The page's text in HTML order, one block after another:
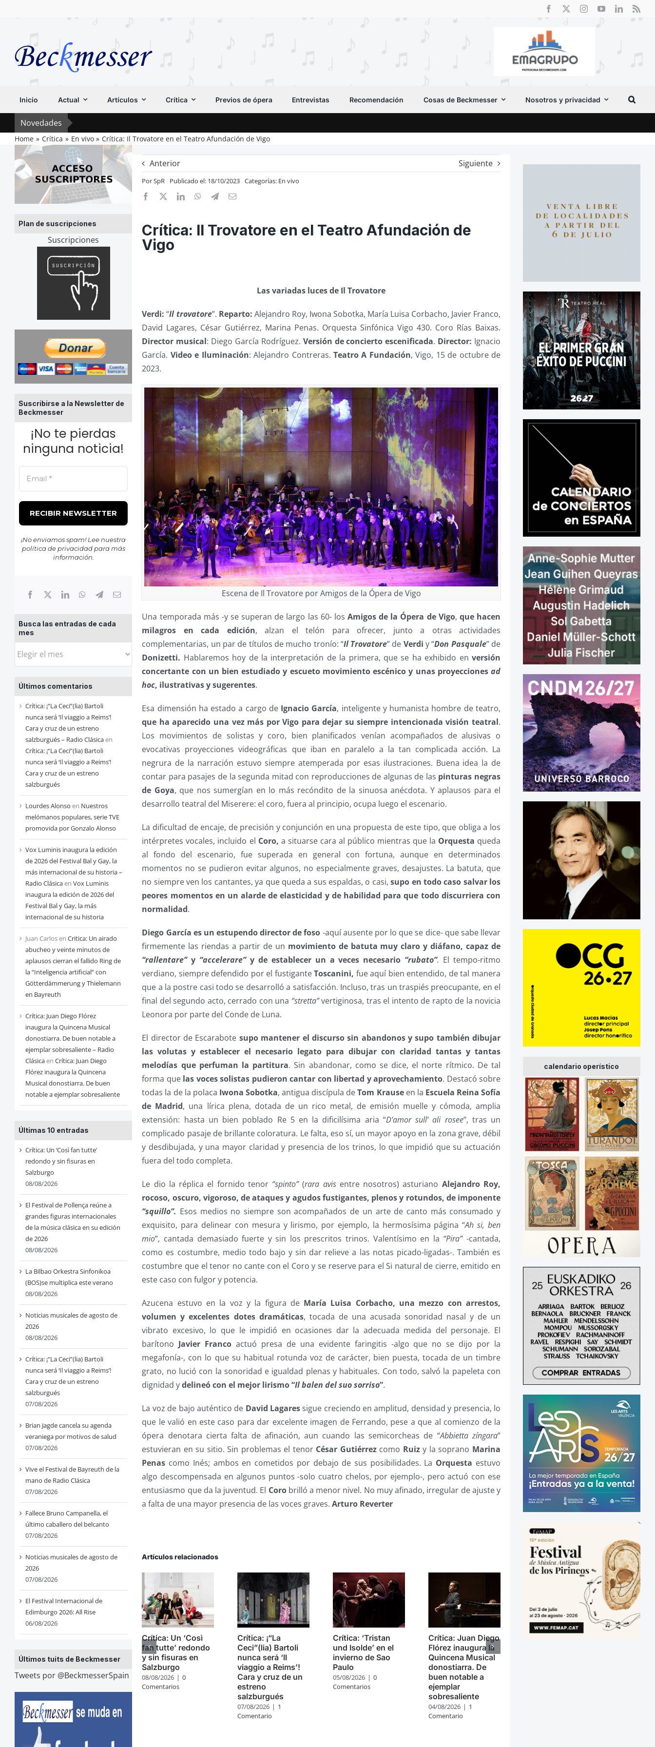
Inicio Actual Artículos Crítica Previos de ópera Entrevistas Recomendación Cosas de Beckmesser Nosotros y privacidad
Novedades
Home Crítica En vivo Crítica: Il Trovatore en el Teatro Afundación de Vigo
Plan de suscripciones
Suscripciones
Suscribirse a la Newsletter de
Beckmesser
¡No te pierdas
ninguna noticia!
¡No enviamos spam! Lee nuestra
política de privacidadpara más
información.
Busca las entradas de cada
mes
Busca
entradas
de
cada
mes
Últimos comentarios
Crítica: ¡“La Ceci”(lia) Bartoli
nunca será ‘Il viaggio a Reims’!
Cara y cruz de un estreno
salzburgués – Radio Clásicaen
Crítica: ¡“La Ceci”(lia) Bartoli
nunca será ‘Il viaggio a Reims’!
Cara y cruz de un estreno
salzburgués
Lourdes Alonso en Nuestros
melómanos populares, serie TVE
promovida por Gonzalo Alonso
Vox Luminis inaugura la edición
de 2026 del Festival Bal y Gay, la
más internacional de su historia –
Radio Clásicaen Vox Luminis
inaugura la edición de 2026 del
Festival Bal y Gay, la más
internacional de su historia
Juan Carlosen Critica: Un airado
abucheo y veinte minutos de
aplausos cierran el fallido Ring de
la “Inteligencia artificial” con
Götterdämmerung y Thielemann
en Bayreuth
Crítica: Juan Diego Flórez
inaugura la Quincena Musical
donostiarra. De buen notable a
ejemplar sobresaliente – Radio
Clásicaen Crítica: Juan Diego
Flórez inaugura la Quincena
Musical donostiarra. De buen
notable a ejemplar sobresaliente
Últimas 10 entradas
Crítica: Un ‘Così fan tutte’
redondo y sin fisuras en
Salzburgo
08/08/2026
El Festival de Pollença reúne a
grandes figuras internacionales
de la música clásica en su edición
de 2026
08/08/2026
La Bilbao Orkestra Sinfonikoa
(BOS)se multiplica este verano
08/08/2026
Noticias musicales de agosto de
2026
08/08/2026
Crítica: ¡“La Ceci”(lia) Bartoli
nunca será ‘Il viaggio a Reims’!
Cara y cruz de un estreno
salzburgués
07/08/2026
Brian Jagde cancela su agenda
veraniega por motivos de salud
07/08/2026
Vive el Festival de Bayreuth de la
mano de Radio Clásica
07/08/2026
Fallece Bruno Campanella, el
último caballero del belcanto
07/08/2026
Noticias musicales de agosto de
2026
07/08/2026
El Festival Internacional de
Edimburgo 2026: All Rise
06/08/2026
Últimos tuits de Beckmesser
Tweets por @BeckmesserSpain
Anterior Siguiente
PorSpR Publicado el: 18/10/2023 Categorías: En vivo
Crítica: Il Trovatore en el Teatro Afundación de
Vigo
Las variadas luces de Il Trovatore
Verdi: “Il trovatore”. Reparto: Alejandro Roy, Iwona Sobotka, María Luisa Corbacho, Javier Franco,
David Lagares, César Gutiérrez, Marina Penas. Orquesta Sinfónica Vigo 430. Coro Rías Baixas.
Director musical: Diego García Rodríguez. Versión de concierto escenificada. Director: Ignacio
García. Video e Iluminación: Alejandro Contreras. Teatro A Fundación, Vigo, 15 de octubre de
2023.
Escena de Il Trovatore por Amigos de la Ópera de Vigo
Una temporada más -y se superan de largo las 60- los Amigos de la Ópera de Vigo, que hacen
milagros en cada edición, alzan el telón para ofrecer, junto a otras actividades
complementarias, un par de títulos de mucho tronío: “Il Trovatore” de Verdi y “Don Pasquale” de
Donizetti. Hablaremos hoy de la interpretación de la primera, que se ha exhibido en versión
concertante con un bien estudiado y escueto movimiento escénico y unas proyecciones ad
hoc, ilustrativas y sugerentes.
Esa dimensión ha estado a cargo de Ignacio García, inteligente y humanista hombre de teatro,
que ha aparecido una vez más por Vigo para dejar su siempre intencionada visión teatral.
Los movimientos de solistas y coro, bien planificados venían acompañados de alusivas o
evocativas proyecciones videográficas que iban en paralelo a la tan complicada acción. La
negrura de la narración estuvo siempre atemperada por esas ilustraciones. Buena idea la de
contar para pasajes de la segunda mitad con reproducciones de algunas de las pinturas negras
de Goya, que nos sumergían en lo más recóndito de la sinuosa anécdota. Y aplausos para el
desarrollo teatral del Miserere: el coro, fuera al principio, ocupa luego el escenario.
La dificultad de encaje, de precisión y conjunción en una propuesta de este tipo, que obliga a los
intérpretes vocales, incluido el Coro, a situarse cara al público mientras que la Orquesta queda
al fondo del escenario, fue superada en general con fortuna, aunque en determinados
momentos no se pudieron evitar algunos, no especialmente graves, desajustes. La batuta, que
no siempre ven los cantantes, ya que queda a sus espaldas, o casi,supo en todo caso salvar los
peores momentos en un alarde de elasticidad y de habilidad para que todo discurriera con
normalidad.
Diego García es un estupendo director de foso -aquí ausente por lo que se dice- que sabe llevar
firmemente las riendas a partir de un movimiento de batuta muy claro y diáfano, capaz de
“rallentare”y “accelerare”y de establecer un a veces necesario “rubato”. El tempo-ritmo
verdiano, siempre defendido por el fustiganteToscanini, fue aquí bien entendido, de tal manera
que a la postre casi todo se desarrolló a satisfacción. Incluso, tras un traspiés preocupante, en el
final del segundo acto, cerrado con una “stretta”vertiginosa, tras el intento de rapto de la novicia
Leonora por parte del Conde de Luna.
El director de Escarabote supo mantener el discurso sin abandonos y supo también dibujar
las volutas y establecer el necesario legato para dibujar con claridad tantas y tantas
melodías que perfuman la partitura. Sin abandonar, como se dice, el norte rítmico. De tal
forma que las voces solistas pudieron cantar con libertad y aprovechamiento. Destacó sobre
todas la de la polaca Iwona Sobotka, antigua discípula deTom Krauseen la Escuela Reina Sofía
de Madrid, una lírica plena, dotada de un rico metal, de emisión muelle y cómoda, amplia
extensión: hasta un bien poblado Re 5 en la dificilísima aria “D’amor sull’ ali rosee”, tras un
complicado pasaje de brillante coloratura. Le falta, eso sí, un mayor apoyo en la zona grave, débil
y desdibujada, y una mayor claridad y presencia de los trinos, lo que impidió que su actuación
fuera del todo completa.
Le dio la réplica el fornido tenor “spinto”(rara avisentre nosotros) asturiano Alejandro Roy,
rocoso, oscuro, vigoroso, de ataques y agudos fustigantes, plenos y rotundos, de imponente
“squillo”. Esos medios no siempre son acompañados de un arte de canto más consumado y
exquisito, para delinear con mesura y lirismo, por ejemplo, la hermosísima página “Ah si, ben
mio”, cantada demasiado fuerte y sin los prescritos trinos. Valentísimo en la “Pira”-cantada,
como es costumbre, medio todo bajo y sin dar relieve a las notas picado-ligadas-. También es
costumbre que el tenor no cante con el Coro y se reserve para el Si natural de cierre, emitido en
este caso con fulgor y potencia.
Azucena estuvo en la voz y la figura de María Luisa Corbacho, una mezzo con arrestos,
volumen y excelentes dotes dramáticas, tocada de una acusada sonoridad nasal y de un
vibrato excesivo, lo que le impidió en ocasiones dar la adecuada medida del personaje. El
barítono Javier Franco actuó presa de una evidente faringitis -algo que no se dijo por la
megafonía-, con lo que su habitual rotunda voz de carácter, bien puesta, tocada de un timbre
grato, no lució con la sonoridad e igualdad plenas y habituales. Con todo, salvó la papeleta con
dignidad ydelineó con el mejor lirismo “Il balen del suo sorriso”.
La voz de bajo auténtico de David Lagaressigue creciendo en amplitud, densidad y presencia, lo
que le valió en este caso para dar excelente imagen de Ferrando, pese a que al comienzo de la
ópera denotara cierta falta de afinación, aun cuando las semicorcheas de “Abbietta zíngara”
estuvieran en su sitio. Sin problemas el tenor César Gutiérrezcomo Ruizy la soprano Marina
Penas como Inés; ambos en cometidos por debajo de sus posibilidades. La Orquesta estuvo
algo descompensada en algunos puntos -solo cuatro chelos, por ejemplo-, pero actuó con ese
entusiasmo que da la juventud. El Corobrilló a menor nivel. No muy afinado, irregular de ajuste y
a falta de una mayor presencia de las voces graves.Arturo Reverter
Artículos relacionados
Crítica: Un ‘Così
fan tutte’ redondo
y sin fisuras en
Salzburgo
08/08/2026 | 0
Comentarios
Crítica: ¡“La
Ceci”(lia) Bartoli
nunca será ‘Il
viaggio a Reims’!
Cara y cruz de un
estreno
salzburgués
07/08/2026 | 1
Comentario
Crítica: ‘Tristan
und Isolde’ en el
invierno de Sao
Paulo
05/08/2026 | 0
Comentarios
Crítica: Juan Diego
Flórez inaugura la
Quincena Musical
donostiarra. De
buen notable a
ejemplar
sobresaliente
04/08/2026 | 1
Comentario
calendario operístico